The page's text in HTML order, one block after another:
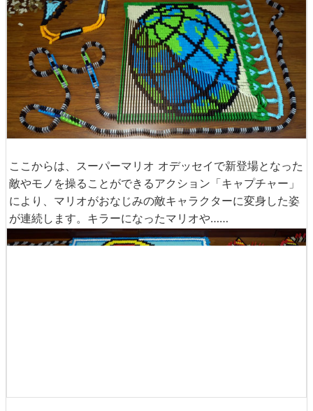
ここからは、スーパーマリオ オデッセイで新登場となった
敵やモノを操ることができるアクション「キャプチャー」
により、マリオがおなじみの敵キャラクターに変身した姿
が連続します。キラーになったマリオや……